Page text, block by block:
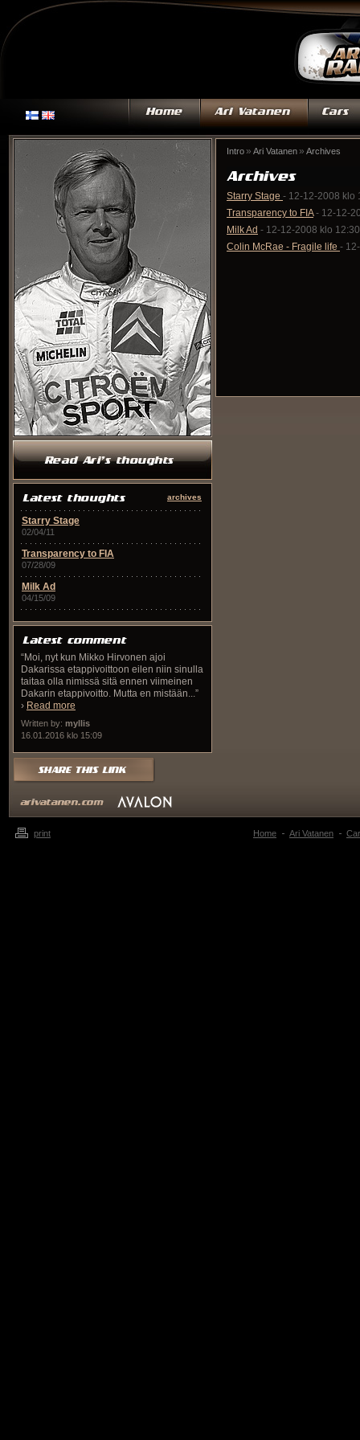
archives
Starry Stage
02/04/11
Transparency to FIA
07/28/09
Milk Ad
04/15/09
“Moi, nyt kun Mikko Hirvonen ajoi
Dakarissa etappivoittoon eilen niin sinulla
taitaa olla nimissä sitä ennen viimeinen
Dakarin etappivoitto. Mutta en mistään...”
› Read more
Written by: myllis
16.01.2016 klo 15:09
Intro » Ari Vatanen » Archives
Starry Stage - 12-12-2008 klo
Transparency to FIA- 12-12-
Milk Ad - 12-12-2008 klo 12:30
Colin McRae - Fragile life -
print Home Ari Vatanen